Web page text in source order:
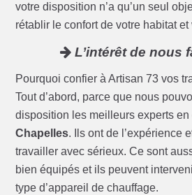
votre disposition n’a qu’un seul
rétablir le confort de votre habitat et
L’intérêt de nous
Pourquoi confier à Artisan 73 vos
Tout d’abord, parce que nous
disposition les meilleurs experts en
Chapelles. Ils ont de l’expérience
travailler avec sérieux. Ce sont
bien équipés et ils peuvent
type d’appareil de chauffage.